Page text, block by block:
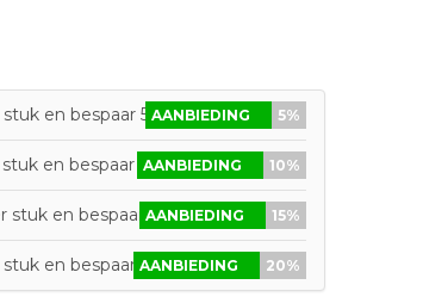
en bespaar 5%AANBIEDING 5%
en bespaar 10%AANBIEDING 10%
stuk en bespaar 15%AANBIEDING 15%
en bespaar 20%AANBIEDING 20%